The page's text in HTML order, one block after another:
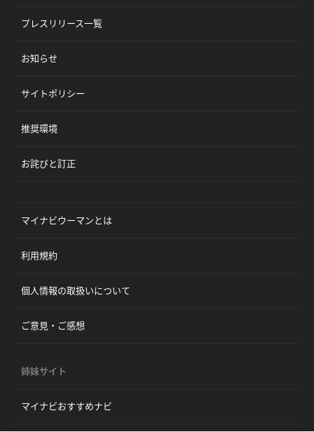
プレスリリース一覧
お知らせ
サイトポリシー
推奨環境
お詫びと訂正
マイナビウーマンとは
利用規約
個人情報の取扱いについて
ご意見・ご感想
姉妹サイト
マイナビおすすめナビ